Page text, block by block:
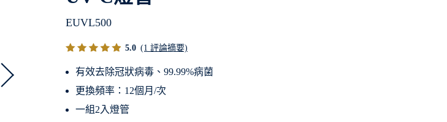
EUVL500
5.0 (1 評論摘要)
有效去除冠狀病毒、99.99%病菌
更換頻率：12個月/次
一組2入燈管